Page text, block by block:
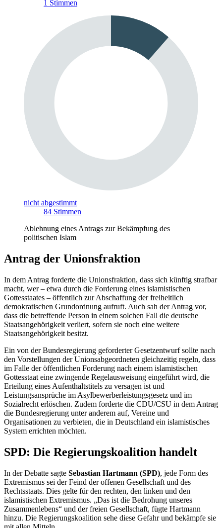
1 Stimmen
nicht abgestimmt
84 Stimmen
Ablehnung eines Antrags zur Bekämpfung des
politischen Islam
Antrag der Unionsfraktion
In dem Antrag forderte die Unionsfraktion, dass sich künftig strafbar
macht, wer– etwa durch die Forderung eines islamistischen
Gottesstaates – öffentlich zur Abschaffung der freiheitlich
demokratischen Grundordnung aufruft. Auch sah der Antrag vor,
dass die betreffende Person in einem solchen Fall die deutsche
Staatsangehörigkeit verliert, sofern sie noch eine weitere
Staatsangehörigkeit besitzt.
Ein von der Bundesregierung geforderter Gesetzentwurf sollte nach
den Vorstellungen der Unionsabgeordneten gleichzeitig regeln, dass
im Falle der öffentlichen Forderung nach einem islamistischen
Gottesstaat eine zwingende Regelausweisung eingeführt wird, die
Erteilung eines Aufenthaltstitels zu versagen ist und
Leistungsansprüche im Asylbewerberleistungsgesetz und im
Sozialrecht erlöschen. Zudem forderte die CDU/CSU in dem Antrag
die Bundesregierung unter anderem auf, Vereine und
Organisationen zu verbieten, die in Deutschland ein islamistisches
System errichten möchten.
SPD: Die Regierungskoalition handelt
In der Debatte sagte Sebastian Hartmann (SPD), jede Form des
Extremismus sei der Feind der offenen Gesellschaft und des
Rechtsstaats. Dies gelte für den rechten, den linken und den
islamistischen Extremismus. „Das ist die Bedrohung unseres
Zusammenlebens“ und der freien Gesellschaft, fügte Hartmann
hinzu. Die Regierungskoalition sehe diese Gefahr und bekämpfe sie